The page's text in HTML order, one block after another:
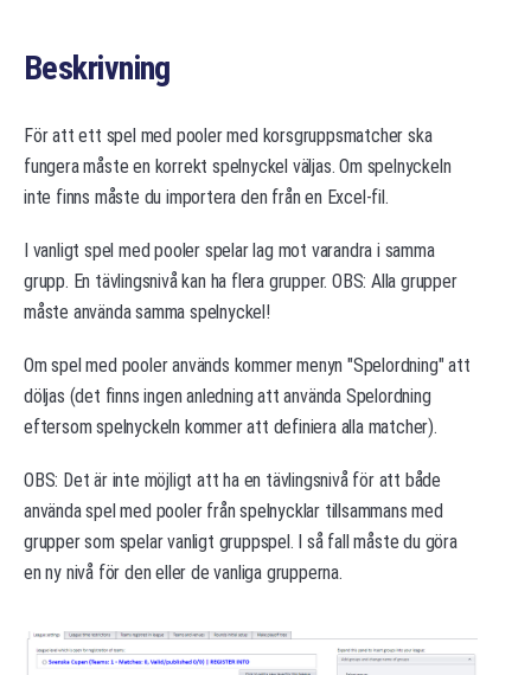
Beskrivning
För att ett spel med pooler med korsgruppsmatcher ska
fungera måste en korrekt spelnyckel väljas. Om spelnyckeln
inte finns måste du importera den från en Excel-fil.
I vanligt spel med pooler spelar lag mot varandra i samma
grupp. En tävlingsnivå kan ha flera grupper. OBS: Alla grupper
måste använda samma spelnyckel!
Om spel med pooler används kommer menyn "Spelordning" att
döljas (det finns ingen anledning att använda Spelordning
eftersom spelnyckeln kommer att definiera alla matcher).
OBS: Det är inte möjligt att ha en tävlingsnivå för att både
använda spel med pooler från spelnycklar tillsammans med
grupper som spelar vanligt gruppspel. I så fall måste du göra
en ny nivå för den eller de vanliga grupperna.